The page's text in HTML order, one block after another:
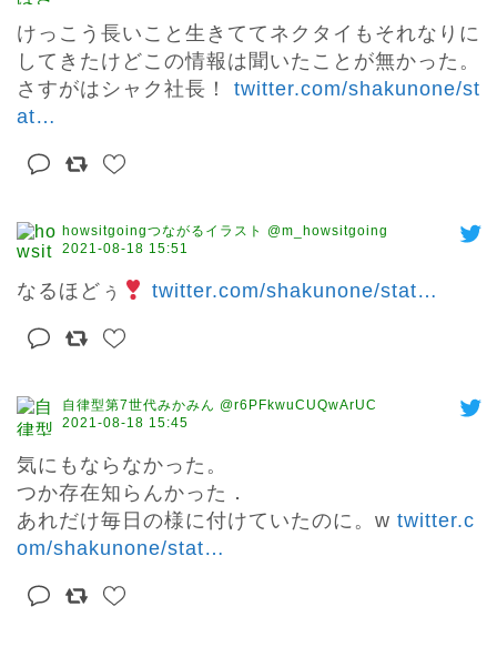
けっこう長いこと生きててネクタイもそれなりに
してきたけどこの情報は聞いたことが無かった。
さすがはシャク社長！ twitter.com/shakunone/st
at…
howsitgoingつながるイラスト @m_howsitgoing
2021-08-18 15:51
なるほどぅ twitter.com/shakunone/stat…
自律型第7世代みかみん @r6PFkwuCUQwArUC
2021-08-18 15:45
気にもならなかった。
つか存在知らんかった．
あれだけ毎日の様に付けていたのに。w twitter.c
om/shakunone/stat…